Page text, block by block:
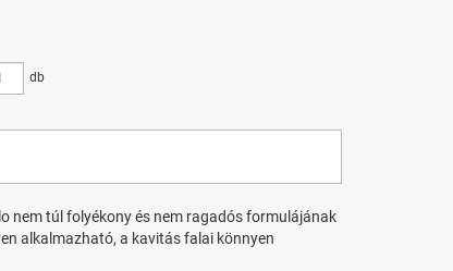
db
nem túl folyékony és nem ragadós formulájának
alkalmazható, a kavitás falai könnyen